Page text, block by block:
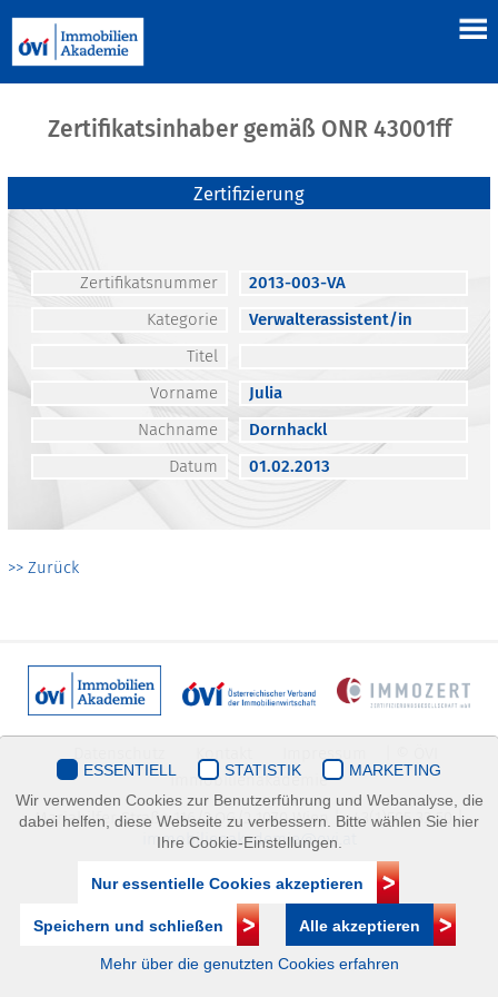
Zertifikatsinhaber gemäß ONR 43001ff
Zertifizierung
Zertifikatsnummer
2013-003-VA
Kategorie
Verwalterassistent/in
Titel
Vorname
Julia
Nachname
Dornhackl
Datum
01.02.2013
>> Zurück
Immobilienakademie
Mariahilfer Straße 116/2.OG/2 1070 Wien | +43(1)505 32 50 |
immobilienakademie@ovi.at
ESSENTIELL STATISTIK
MARKETING
Wir verwenden Cookies zur Benutzerführung und Webanalyse, die
dabei helfen, diese Webseite zu verbessern. Bitte wählen Sie hier
Ihre Cookie-Einstellungen.
Nur essentielle Cookies akzeptieren
Speichern und schließen Alle akzeptieren
Mehr über die genutzten Cookies erfahren